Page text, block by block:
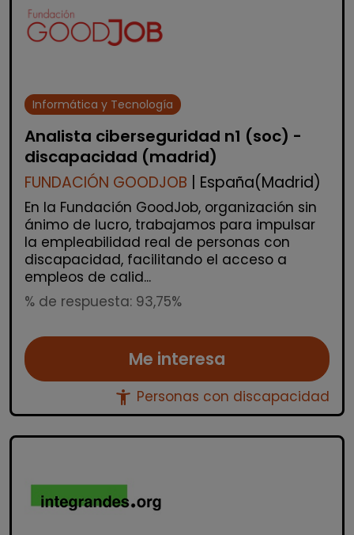
Informática y Tecnología
Analista ciberseguridad n1 (soc) -
discapacidad (madrid)
FUNDACIÓN GOODJOB | España(Madrid)
En la Fundación GoodJob, organización sin
ánimo de lucro, trabajamos para impulsar
la empleabilidad real de personas con
discapacidad, facilitando el acceso a
empleos de calid...
% de respuesta: 93,75%
Me interesa
accessibility_new Personas con discapacidad